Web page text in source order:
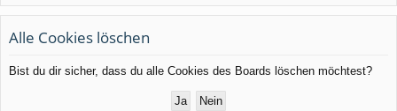
llz
ug
rif
el
n
rie
n
Alle Cookies löschen
Bist du dir sicher, dass du alle Cookies des Boards löschen möchtest?